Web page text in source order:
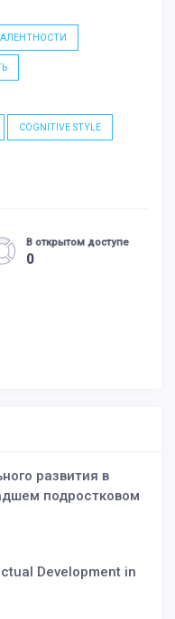
COGNITIVE STYLE
В открытом доступе
0
развития в
подростковом
Development in